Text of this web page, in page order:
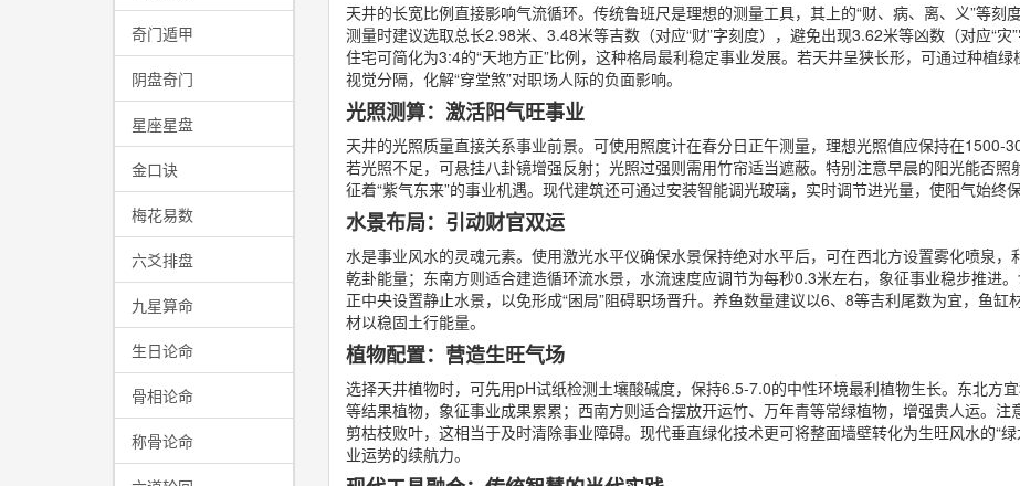
奇门遁甲
阴盘奇门
星座星盘
金口诀
梅花易数
六爻排盘
九星算命
生日论命
骨相论命
称骨论命
天井的长宽比例直接影响气流循环。传统鲁班尺是理想的测量工具，其上的“财、病、离、义”等刻
测量时建议选取总长2.98米、3.48米等吉数（对应“财”字刻度），避免出现3.62米等凶数（对应“灾
住宅可简化为3:4的“天地方正”比例，这种格局最利稳定事业发展。若天井呈狭长形，可通过种植
视觉分隔，化解“穿堂煞”对职场人际的负面影响。
光照测算：激活阳气旺事业
天井的光照质量直接关系事业前景。可使用照度计在春分日正午测量，理想光照值应保持在1500-
若光照不足，可悬挂八卦镜增强反射；光照过强则需用竹帘适当遮蔽。特别注意早晨的阳光能否照
征着“紫气东来”的事业机遇。现代建筑还可通过安装智能调光玻璃，实时调节进光量，使阳气始终
水景布局：引动财官双运
水是事业风水的灵魂元素。使用激光水平仪确保水景保持绝对水平后，可在西北方设置雾化喷泉，
乾卦能量；东南方则适合建造循环流水景，水流速度应调节为每秒0.3米左右，象征事业稳步推进
正中央设置静止水景，以免形成“困局”阻碍职场晋升。养鱼数量建议以6、8等吉利尾数为宜，鱼缸
材以稳固土行能量。
植物配置：营造生旺气场
选择天井植物时，可先用pH试纸检测土壤酸碱度，保持6.5-7.0的中性环境最利植物生长。东北方
等结果植物，象征事业成果累累；西南方则适合摆放开运竹、万年青等常绿植物，增强贵人运。注
剪枯枝败叶，这相当于及时清除事业障碍。现代垂直绿化技术更可将整面墙壁转化为生旺风水的“
业运势的续航力。